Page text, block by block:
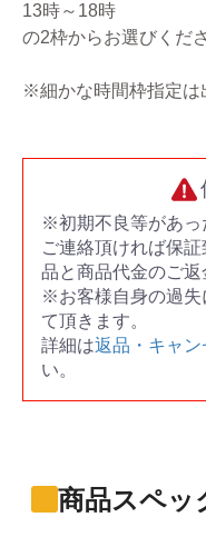
13時～18時
の2枠からお選びくだ
※細かな時間枠指定は
※初期不良等があっ
ご連絡頂ければ保
品と商品代金のご返
※お客様自身の過失
て頂きます。
詳細は返品・キャン
い。
商品スペッ